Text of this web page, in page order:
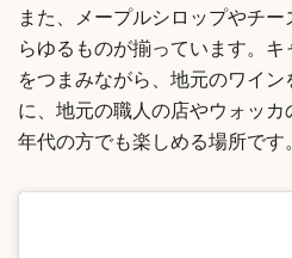
また、メープルシロップやチ
らゆるものが揃っています。
をつまみながら、地元のワイ
に、地元の職人の店やウォッ
年代の方でも楽しめる場所です。